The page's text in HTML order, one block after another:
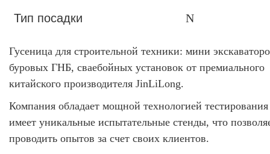
Тип посадки N
Гусеница для строительной техники: мини
буровых ГНБ, сваебойных установок от премиального
китайского производителя JinLiLong.
Компания обладает мощной технологией
имеет уникальные испытательные стенды, что
проводить опытов за счет своих клиентов.